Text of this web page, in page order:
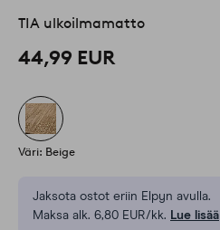
TIA ulkoilmamatto
44,99 EUR
Väri: Beige
Jaksota ostot eriin Elpyn avulla.
Maksa alk. 6,80 EUR/kk. Lue lisää